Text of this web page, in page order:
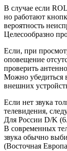
В случае если
но работают
вероятность
Целесообразно
Если, при
оповещение
проверить
Можно убедиться
внешних
Если нет звука
телевидения,
Для России D/K
В современных
звука обычно
(Восточная